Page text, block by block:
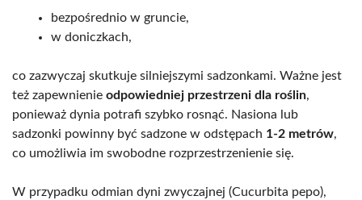
bezpośrednio w gruncie,
w doniczkach,
co zazwyczaj skutkuje silniejszymi sadzonkami. Ważne jest
też zapewnienie odpowiedniej przestrzeni dla roślin,
ponieważ dynia potrafi szybko rosnąć. Nasiona lub
sadzonki powinny być sadzone w odstępach 1-2 metrów,
co umożliwia im swobodne rozprzestrzenienie się.
W przypadku odmian dyni zwyczajnej (Cucurbita pepo),